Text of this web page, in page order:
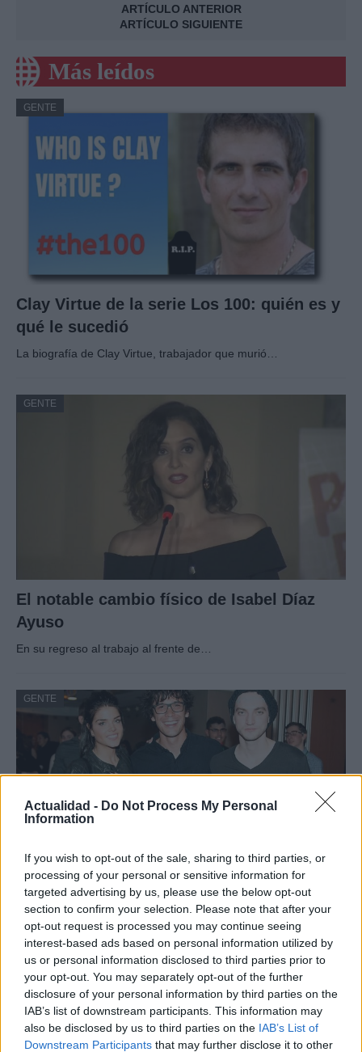
Actualidad - Do Not Process My Personal
Information
If you wish to opt-out of the sale, sharing to third parties, or
processing of your personal or sensitive information for
targeted advertising by us, please use the below opt-out
section to confirm your selection. Please note that after your
opt-out request is processed you may continue seeing
interest-based ads based on personal information utilized by
us or personal information disclosed to third parties prior to
your opt-out. You may separately opt-out of the further
disclosure of your personal information by third parties on the
IAB’s list of downstream participants. This information may
also be disclosed by us to third parties on the IAB’s List of
Downstream Participants that may further disclose it to other
ARTÍCULO ANTERIOR
ARTÍCULO SIGUIENTE
Más leídos
GENTE
Clay Virtue de la serie Los 100: quién es y
qué le sucedió
La biografía de Clay Virtue, trabajador que murió…
GENTE
El notable cambio físico de Isabel Díaz
Ayuso
En su regreso al trabajo al frente de…
GENTE
¿Quién es Chad Boyce?: cómo murió
durante la serie Los 100
La biografía de Chad Boyce que había muerto…
GENTE